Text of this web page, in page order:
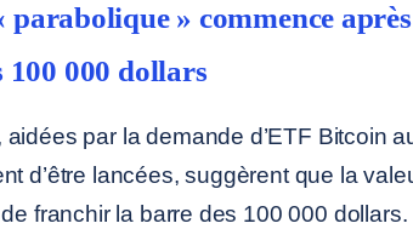
parabolique » commence
000 dollars
par la demande d’ETF Bitcoin
d’être lancées, suggèrent que la
franchir la barre des 100 000 dollars.